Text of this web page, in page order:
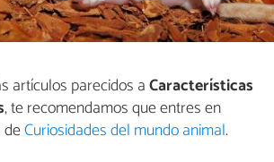
artículos parecidos aCaracterísticas
, te recomendamos que entres en
Curiosidades del mundo animal.